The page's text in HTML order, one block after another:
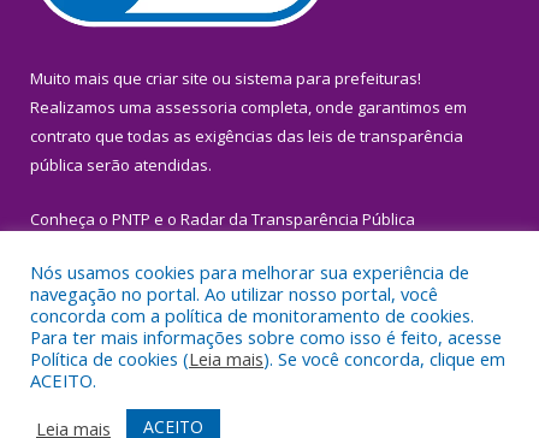
Muito mais que criar site ou sistema para prefeituras!
Realizamos uma assessoria completa, onde garantimos em
contrato que todas as exigências das leis de transparência
pública serão atendidas.
Conheça o PNTP e o Radar da Transparência Pública
Todos os direitos reservados a Prefeitura Municipal de Igarapé-
Miri.
Mapa do Site
Acessar Área Administrativa
Nós usamos cookies para melhorar sua experiência de
navegação no portal. Ao utilizar nosso portal, você
concorda com a política de monitoramento de cookies.
Para ter mais informações sobre como isso é feito, acesse
Política de cookies (Leia mais). Se você concorda, clique em
ACEITO.
Leia mais
ACEITO